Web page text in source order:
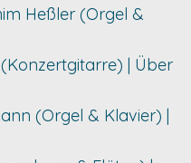
Heßler (Orgel &
(Konzertgitarre) | Über
(Orgel & Klavier) |